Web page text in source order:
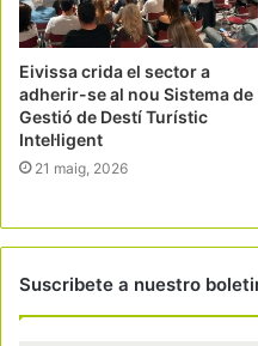
Eivissa crida el sector a
adherir-se al nou Sistema de
Gestió de Destí Turístic
Intel·ligent
21 maig, 2026
Suscribete a nuestro